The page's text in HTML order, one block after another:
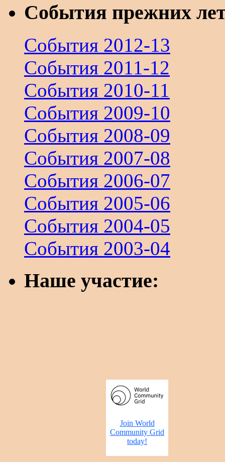
События прежних
События 2012-13
События 2011-12
События 2010-11
События 2009-10
События 2008-09
События 2007-08
События 2006-07
События 2005-06
События 2004-05
События 2003-04
Наше участие: